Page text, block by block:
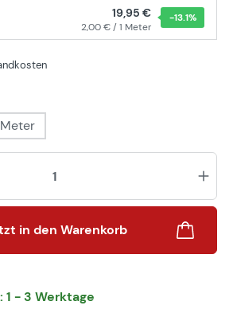
19,95 €
2,00 € / 1 Meter
-13.1%
in den Warenkorb
- 3 Werktage